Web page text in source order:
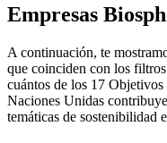
Empresas
A continuación, te
que coinciden con los
cuántos de los 17
Naciones Unidas
temáticas de sostenibilidad